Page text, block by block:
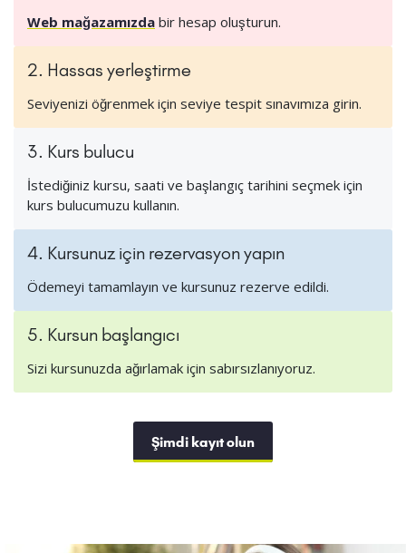
Web mağazamızda bir hesap oluşturun.
2. Hassas yerleştirme
Seviyenizi öğrenmek için seviye tespit sınavımıza girin.
3. Kurs bulucu
İstediğiniz kursu, saati ve başlangıç tarihini seçmek için
kurs bulucumuzu kullanın.
4. Kursunuz için rezervasyon yapın
Ödemeyi tamamlayın ve kursunuz rezerve edildi.
5. Kursun başlangıcı
Sizi kursunuzda ağırlamak için sabırsızlanıyoruz.
Şimdi kayıt olun